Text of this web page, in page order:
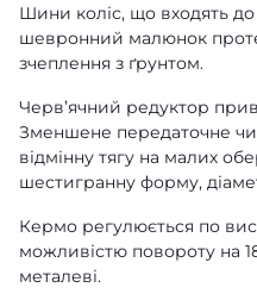
Шини коліс, що входять
шевронний малюнок
зчеплення з ґрунтом.
Черв’ячний редуктор
Зменшене передаточне
відмінну тягу на малих
шестигранну форму,
Кермо регулюється по
можливістю повороту на
металеві.